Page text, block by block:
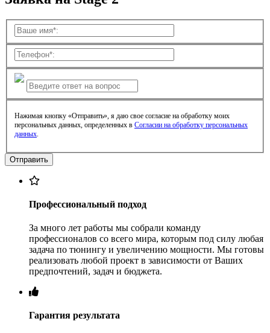
Нажимая кнопку «Отправить», я даю свое согласие на обработку моих
персональных данных, определенных в Согласии на обработку персональных
данных
Профессиональный подход
За много лет работы мы собрали команду
профессионалов со всего мира, которым под силу любая
задача по тюнингу и увеличению мощности. Мы готовы
реализовать любой проект в зависимости от Ваших
предпочтений, задач и бюджета.
Гарантия результата